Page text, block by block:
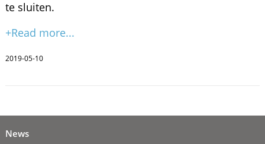
te sluiten.
+Read more...
2019-05-10
News